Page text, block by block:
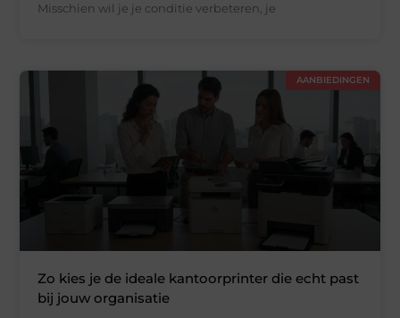
Misschien wil je je conditie verbeteren, je
AANBIEDINGEN
Zo kies je de ideale kantoorprinter die echt past
bij jouw organisatie